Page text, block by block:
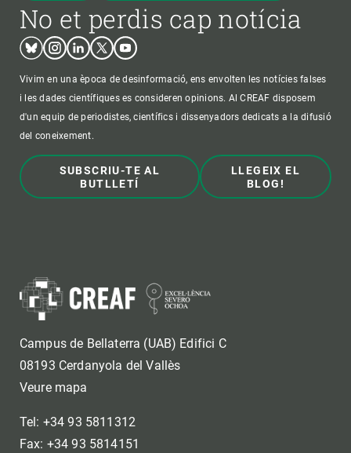
No et perdis cap notícia
BlueskyInstagram
LinkedinTwitterYoutube
Vivim en una època de desinformació, ens envolten les notícies falses
i les dades científiques es consideren opinions. Al CREAF disposem
d'un equip de periodistes, científics i dissenyadors dedicats a la difusió
del coneixement.
SUBSCRIU-TE AL
BUTLLETÍ
LLEGEIX EL
BLOG!
Campus de Bellaterra (UAB) Edifici C
08193 Cerdanyola del Vallès
Veure mapa
Tel: +34 93 5811312
Fax: +34 93 5814151